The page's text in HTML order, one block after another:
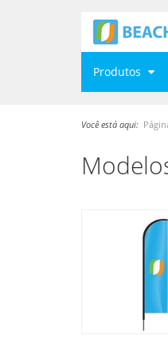
Produtos
Você está aqui: